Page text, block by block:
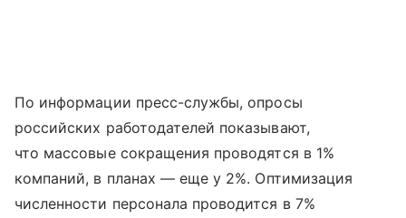
По информации пресс-службы, опросы
российских работодателей показывают,
что массовые сокращения проводятся в 1%
компаний, в планах — еще у 2%. Оптимизация
численности персонала проводится в 7%